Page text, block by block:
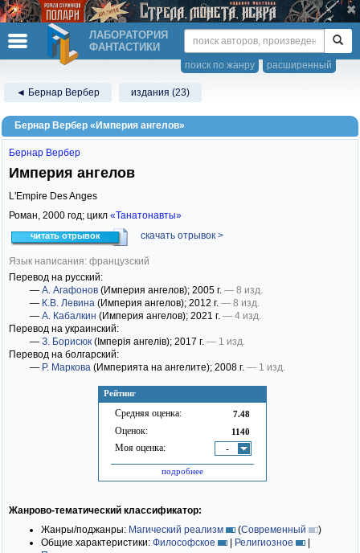
ЛАБОРАТОРИЯ
ФАНТАСТИКИ
расширенный
поиск по жанру
◄ Бернар Вербер издания (23)
Бернар Вербер «Империя ангелов»
Рейтинг
Средняя оценка: 7.48
Оценок: 1140
Моя оценка: -
подробнее
Бернар Вербер
Империя ангелов
L'Empire Des Anges
Роман, 2000 год; цикл «Танатонавты»
читать отрывок скачать отрывок >
Язык написания: французский
Перевод на русский:
— А. Агафонов (Империя ангелов); 2005 г. — 8 изд.
— К.В. Левина (Империя ангелов); 2012 г. — 8 изд.
— А. Кабалкин (Империя ангелов); 2021 г. — 4 изд.
Перевод на украинский:
— З. Борисюк (Імперія ангелів); 2017 г. — 1 изд.
Перевод на болгарский:
— Р. Маркова (Империята на ангелите); 2008 г. — 1 изд.
Жанрово-тематический классификатор:
Жанры/поджанры: Магический реализм (Современный
)
Общие характеристики: Философское | Религиозное
|